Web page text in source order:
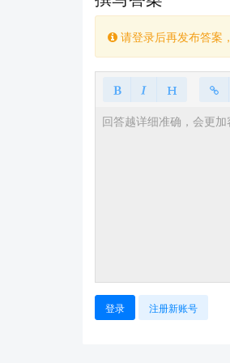
请登录后再发布答案，
登录 注册新账号